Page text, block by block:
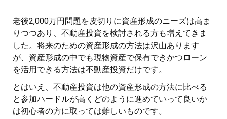
老後2,000万円問題を皮切りに資産形成のニーズは高ま
りつつあり、不動産投資を検討される方も増えてきま
した。将来のための資産形成の方法は沢山あります
が、資産形成の中でも現物資産で保有できかつローン
を活用できる方法は不動産投資だけです。
とはいえ、不動産投資は他の資産形成の方法に比べる
と参加ハードルが高くどのように進めていって良いか
は初心者の方に取っては難しいものです。